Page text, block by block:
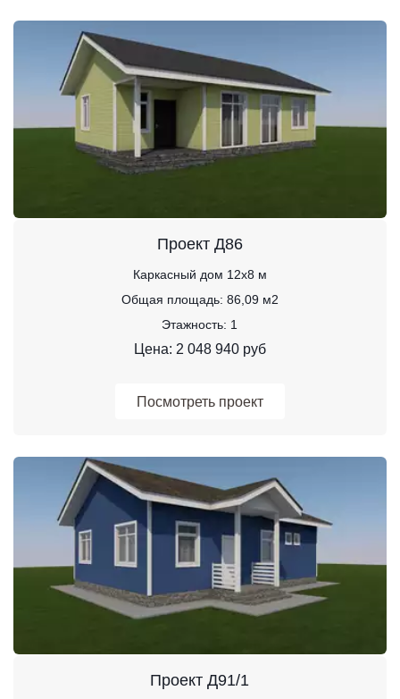
Проект Д86
Каркасный дом 12х8 м
Общая площадь: 86,09 м2
Этажность: 1
Цена: 2 048 940 руб
Посмотреть проект
Проект Д91/1